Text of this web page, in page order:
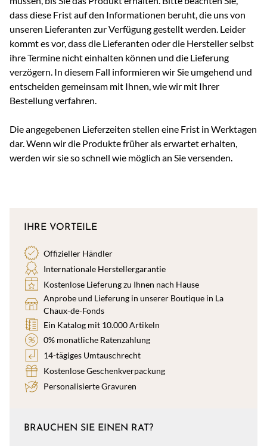
dass diese Frist auf den Informationen beruht, die uns von
unseren Lieferanten zur Verfügung gestellt werden. Leider
kommt es vor, dass die Lieferanten oder die Hersteller selbst
ihre Termine nicht einhalten können und die Lieferung
verzögern. In diesem Fall informieren wir Sie umgehend und
entscheiden gemeinsam mit Ihnen, wie wir mit Ihrer
Bestellung verfahren.
Die angegebenen Lieferzeiten stellen eine Frist in Werktagen
dar. Wenn wir die Produkte früher als erwartet erhalten,
werden wir sie so schnell wie möglich an Sie versenden.
IHRE VORTEILE
Offizieller Händler
Internationale Herstellergarantie
Kostenlose Lieferung zu Ihnen nach Hause
Anprobe und Lieferung in unserer Boutique in La
Chaux-de-Fonds
Ein Katalog mit 10.000 Artikeln
0% monatliche Ratenzahlung
14-tägiges Umtauschrecht
Kostenlose Geschenkverpackung
Personalisierte Gravuren
BRAUCHEN SIE EINEN RAT?